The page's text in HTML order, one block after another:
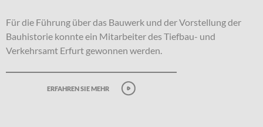
Für die Führung über das Bauwerk und der Vorstellung der
Bauhistorie konnte ein Mitarbeiter des Tiefbau- und
Verkehrsamt Erfurt gewonnen werden.
erfahren sie mehr